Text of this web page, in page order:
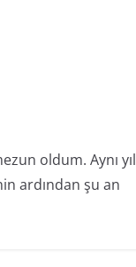
oldum. Aynı yıl
ardından şu an